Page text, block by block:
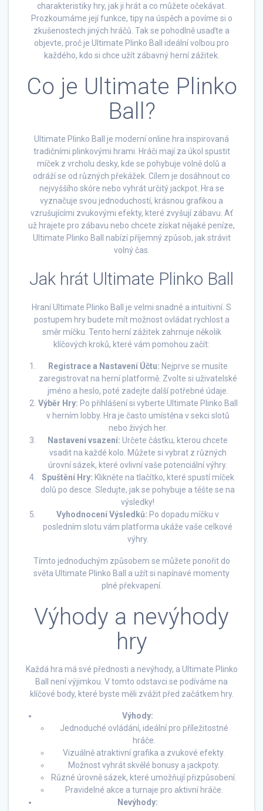
charakteristiky hry, jak ji hrát a co můžete očekávat.
Prozkoumáme její funkce, tipy na úspěch a povíme si o
zkušenostech jiných hráčů. Tak se pohodlně usaďte a
objevte, proč je Ultimate Plinko Ball ideální volbou pro
každého, kdo si chce užít zábavný herní zážitek.
Co je Ultimate Plinko
Ball?
Ultimate Plinko Ball je moderní online hra inspirovaná
tradičními plinkovými hrami. Hráči mají za úkol spustit
míček z vrcholu desky, kde se pohybuje volně dolů a
odráží se od různých překážek. Cílem je dosáhnout co
nejvyššího skóre nebo vyhrát určitý jackpot. Hra se
vyznačuje svou jednoduchostí, krásnou grafikou a
vzrušujícími zvukovými efekty, které zvyšují zábavu. Ať
už hrajete pro zábavu nebo chcete získat nějaké peníze,
Ultimate Plinko Ball nabízí příjemný způsob, jak strávit
volný čas.
Jak hrát Ultimate Plinko Ball
Hraní Ultimate Plinko Ball je velmi snadné a intuitivní. S
postupem hry budete mít možnost ovládat rychlost a
směr míčku. Tento herní zážitek zahrnuje několik
klíčových kroků, které vám pomohou začít:
Registrace a Nastavení Účtu: Nejprve se musíte
zaregistrovat na herní platformě. Zvolte si uživatelské
jméno a heslo, poté zadejte další potřebné údaje.
Výběr Hry: Po přihlášení si vyberte Ultimate Plinko Ball
v herním lobby. Hra je často umístěna v sekci slotů
nebo živých her.
Nastavení vsazení: Určete částku, kterou chcete
vsadit na každé kolo. Můžete si vybrat z různých
úrovní sázek, které ovlivní vaše potenciální výhry.
Spuštění Hry: Klikněte na tlačítko, které spustí míček
dolů po desce. Sledujte, jak se pohybuje a těšte se na
výsledky!
Vyhodnocení Výsledků: Po dopadu míčku v
posledním slotu vám platforma ukáže vaše celkové
výhry.
Tímto jednoduchým způsobem se můžete ponořit do
světa Ultimate Plinko Ball a užít si napínavé momenty
plné překvapení.
Výhody a nevýhody
hry
Každá hra má své přednosti a nevýhody, a Ultimate Plinko
Ball není výjimkou. V tomto odstavci se podíváme na
klíčové body, které byste měli zvážit před začátkem hry.
Výhody:
Jednoduché ovládání, ideální pro příležitostné
hráče.
Vizuálně atraktivní grafika a zvukové efekty.
Možnost vyhrát skvělé bonusy a jackpoty.
Různé úrovně sázek, které umožňují přizpůsobení.
Pravidelné akce a turnaje pro aktivní hráče.
Nevýhody: